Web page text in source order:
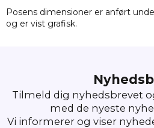
Posens dimensioner er anført
og er vist grafisk.
Tilmeld dig nyhedsbrevet
med de nyeste
Vi informerer og viser